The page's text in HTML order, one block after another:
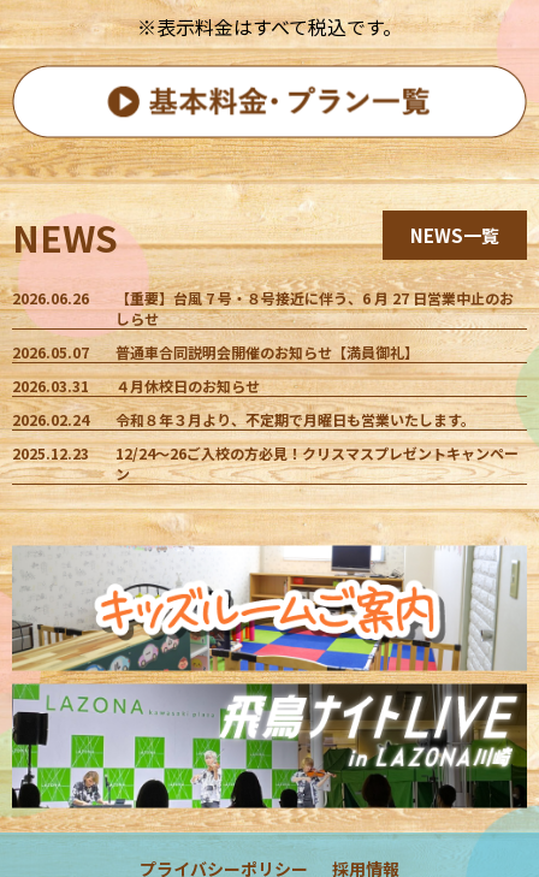
※表示料金はすべて税込です。
NEWS NEWS一覧
2026.06.26
【重要】台風 7 号・８号接近に伴う、6 月 27 日営業中止のお
しらせ
2026.05.07
普通車合同説明会開催のお知らせ【満員御礼】
2026.03.31
４月休校日のお知らせ
2026.02.24
令和８年３月より、不定期で月曜日も営業いたします。
2025.12.23
12/24～26ご入校の方必見！クリスマスプレゼントキャンペー
ン
プライバシーポリシー 採用情報